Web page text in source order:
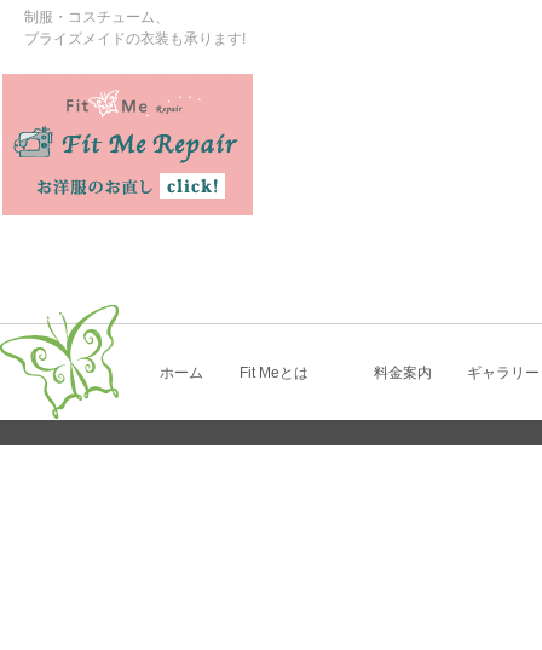
制服・コスチューム、
ブライズメイドの衣装も承ります!
ホーム Fit Meとは 料金案内 ギャラリー